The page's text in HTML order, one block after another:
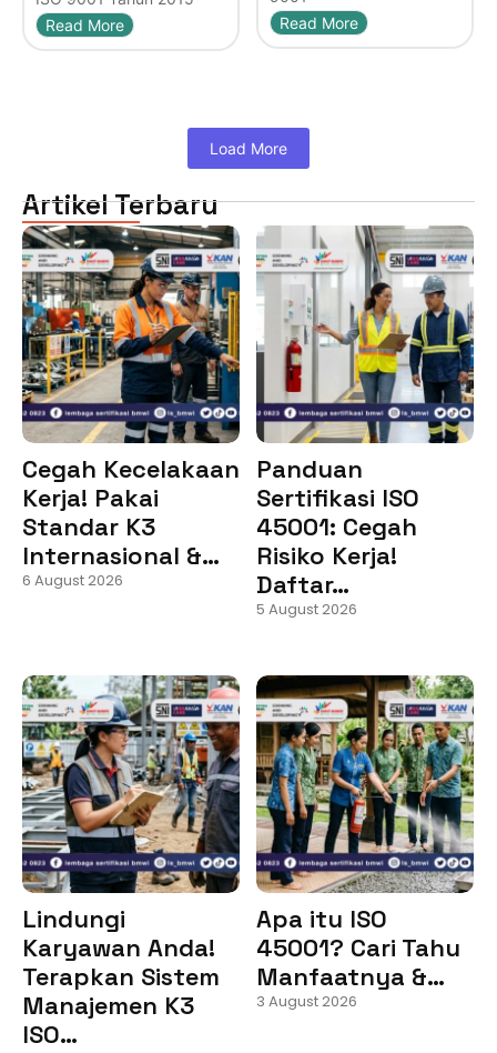
Read More
Read More
Load More
Artikel Terbaru
Cegah Kecelakaan
Kerja! Pakai
Standar K3
Internasional &…
6 August 2026
Panduan
Sertifikasi ISO
45001: Cegah
Risiko Kerja!
Daftar…
5 August 2026
Lindungi
Karyawan Anda!
Terapkan Sistem
Manajemen K3
ISO…
Apa itu ISO
45001? Cari Tahu
Manfaatnya &…
3 August 2026